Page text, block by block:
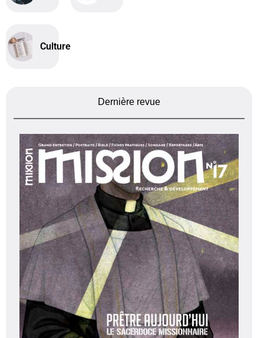
Culture
Dernière revue